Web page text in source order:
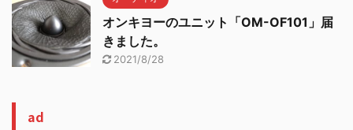
オンキヨーのユニット「OM-OF101」届
きました。
2021/8/28
ad